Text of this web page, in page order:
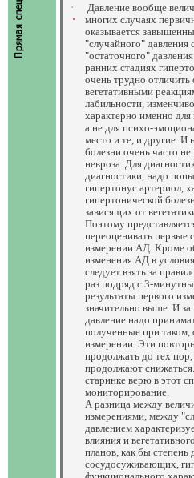
Давление вообще
многих случаях
оказывается
"случайного" давления
"остаточного"
ранних стадиях
очень трудно
вегетативными
лабильности,
характерно именно для
а не для психо-
место и те, и другие. И
болезни очень часто
невроза. Для
диагностики, надо
гипертонус артериол,
гипертонической
зависящих от
Поэтому
переоценивать
измерении АД. Кроме
изменения АД в
следует взять за
раз подряд с 3-
результаты первого
значительно выше. И
давление надо
полученные при
измерении. Эти
продолжать до тех
продолжают
старинке верю в этот
мониторирование.
А разница между
измерениями, между
давлением
влияния и
планов, как бы степень
сосудосуживающих,
функционального